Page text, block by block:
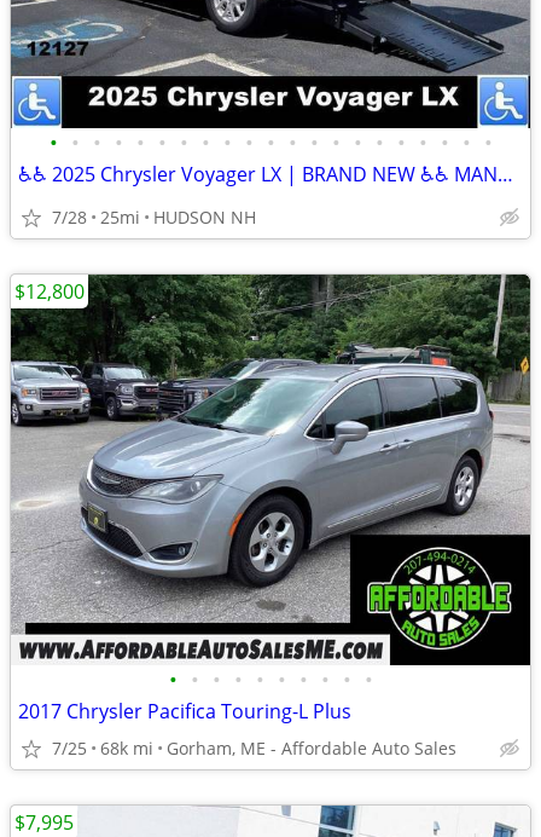
• • • • • • • • • • • • • • • • • • • • •
♿♿ 2025 Chrysler Voyager LX | BRAND NEW ♿♿ MANY ON LOT
7/28 25mi HUDSON NH
• • • • • • • • • •
2017 Chrysler Pacifica Touring-L Plus
7/25 68k mi Gorham, ME - Affordable Auto Sales
$12,800
$7,995